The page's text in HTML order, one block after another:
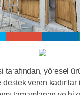
tarafından, yöresel
veren kadınlar